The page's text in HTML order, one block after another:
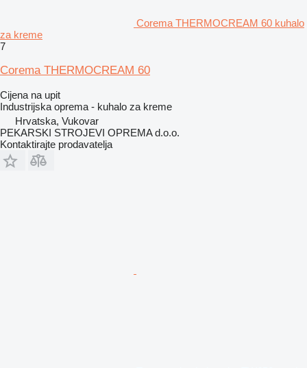
Corema THERMOCREAM 60 kuhalo
za kreme
7
Corema THERMOCREAM 60
Cijena na upit
Industrijska oprema - kuhalo za kreme
Hrvatska, Vukovar
PEKARSKI STROJEVI OPREMA d.o.o.
Kontaktirajte prodavatelja